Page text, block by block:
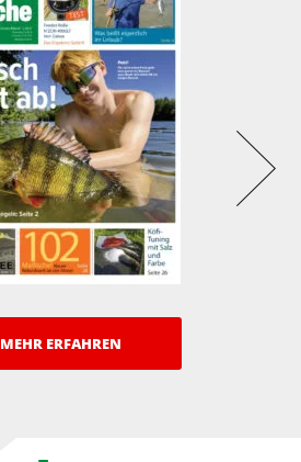
MEHR ERFAHREN